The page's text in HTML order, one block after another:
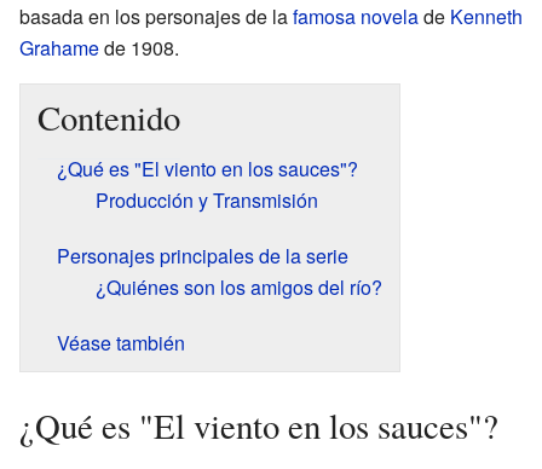
basada en los personajes de lafamosa novelade Kenneth
Grahamede 1908.
Contenido
¿Qué es "El viento en los sauces"?
Producción y Transmisión
Personajes principales de la serie
¿Quiénes son los amigos del río?
Véase también
¿Qué es "El viento en los sauces"?